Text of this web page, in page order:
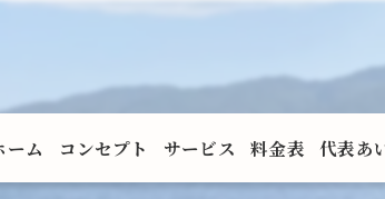
ーム コンセプト サービス 料金表 代表あ